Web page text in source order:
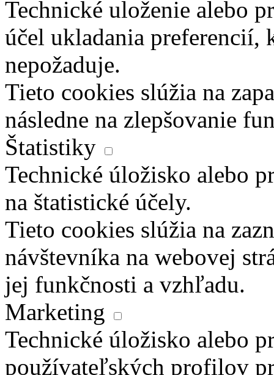
Technické uloženie alebo
účel ukladania preferencií,
nepožaduje.
Tieto cookies slúžia na
následne na zlepšovanie
Štatistiky
Technické úložisko alebo
na štatistické účely.
Tieto cookies slúžia na
návštevníka na webovej
jej funkčnosti a vzhľadu.
Marketing
Technické úložisko alebo
používateľských profilov